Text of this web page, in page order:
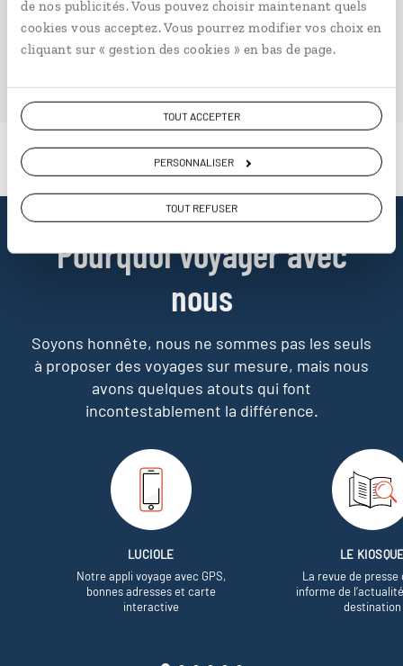
de nos publicités. Vous pouvez choisir maintenant quels
cookies vous acceptez. Vous pourrez modifier vos choix en
cliquant sur « gestion des cookies » en bas de page.
TOUT ACCEPTER
PERSONNALISER
TOUT REFUSER
ailleurs.
Pourquoi voyager avec
nous
Soyons honnête, nous ne sommes pas les seuls
à proposer des voyages sur mesure, mais nous
avons quelques atouts qui font
incontestablement la différence.
LUCIOLE
Notre appli voyage avec GPS,
bonnes adresses et carte
interactive
LE
La revue de presse
informe de
destination